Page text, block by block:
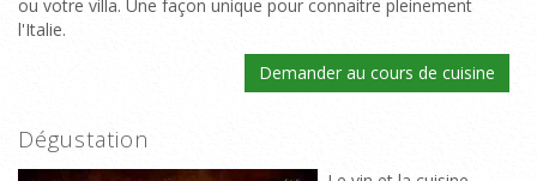
ou votre villa. Une façon unique pour connaitre pleinement
l'Italie.
Demander au cours de cuisine
Dégustation